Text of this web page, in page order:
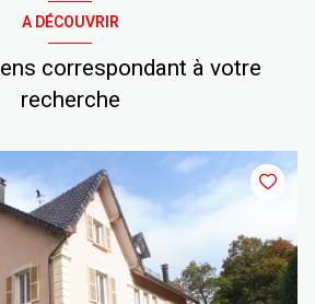
A DÉCOUVRIR
correspondant à votre
recherche